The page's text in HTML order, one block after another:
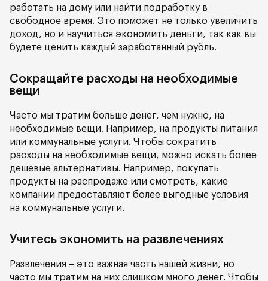
работать на дому или найти подработку в
свободное время. Это поможет не только увеличить
доход, но и научиться экономить деньги, так как вы
будете ценить каждый заработанный рубль.
Сокращайте расходы на необходимые
вещи
Часто мы тратим больше денег, чем нужно, на
необходимые вещи. Например, на продукты питания
или коммунальные услуги. Чтобы сократить
расходы на необходимые вещи, можно искать более
дешевые альтернативы. Например, покупать
продукты на распродаже или смотреть, какие
компании предоставляют более выгодные условия
на коммунальные услуги.
Учитесь экономить на развлечениях
Развлечения – это важная часть нашей жизни, но
часто мы тратим на них слишком много денег. Чтобы